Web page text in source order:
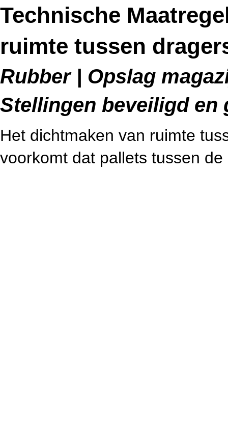
Technische
ruimte tussen
Rubber | Opslag
Stellingen beveiligd en
Het dichtmaken van ruimte
voorkomt dat pallets tussen